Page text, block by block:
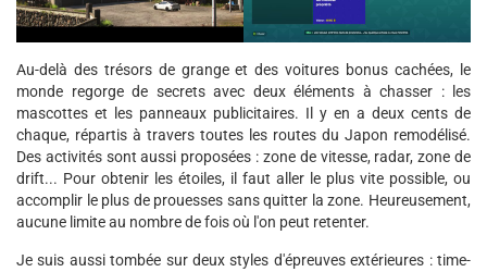
Au-delà des trésors de grange et des voitures bonus cachées, le
monde regorge de secrets avec deux éléments à chasser : les
mascottes et les panneaux publicitaires. Il y en a deux cents de
chaque, répartis à travers toutes les routes du Japon remodélisé.
Des activités sont aussi proposées : zone de vitesse, radar, zone de
drift... Pour obtenir les étoiles, il faut aller le plus vite possible, ou
accomplir le plus de prouesses sans quitter la zone. Heureusement,
aucune limite au nombre de fois où l'on peut retenter.
Je suis aussi tombée sur deux styles d'épreuves extérieures : time-